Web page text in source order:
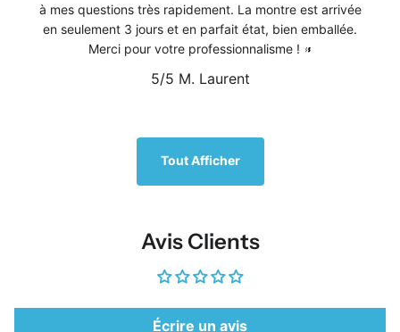
à mes questions très rapidement. La montre est arrivée
en seulement 3 jours et en parfait état, bien emballée.
Merci pour votre professionnalisme !
5/5 M. Laurent
Tout Afficher
Avis Clients
Écrire un avis